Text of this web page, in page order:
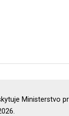
Ministerstvo